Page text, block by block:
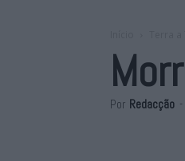
Por Redacção -